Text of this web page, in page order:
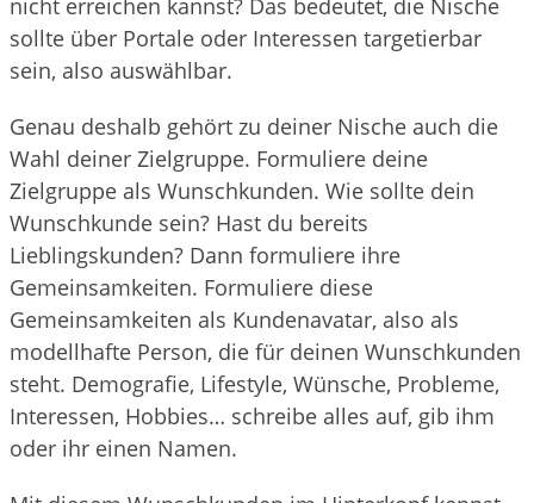
nicht erreichen kannst? Das bedeutet, die Nische
sollte über Portale oder Interessen targetierbar
sein, also auswählbar.
Genau deshalb gehört zu deiner Nische auch die
Wahl deiner Zielgruppe. Formuliere deine
Zielgruppe als Wunschkunden. Wie sollte dein
Wunschkunde sein? Hast du bereits
Lieblingskunden? Dann formuliere ihre
Gemeinsamkeiten. Formuliere diese
Gemeinsamkeiten als Kundenavatar, also als
modellhafte Person, die für deinen Wunschkunden
steht. Demografie, Lifestyle, Wünsche, Probleme,
Interessen, Hobbies… schreibe alles auf, gib ihm
oder ihr einen Namen.